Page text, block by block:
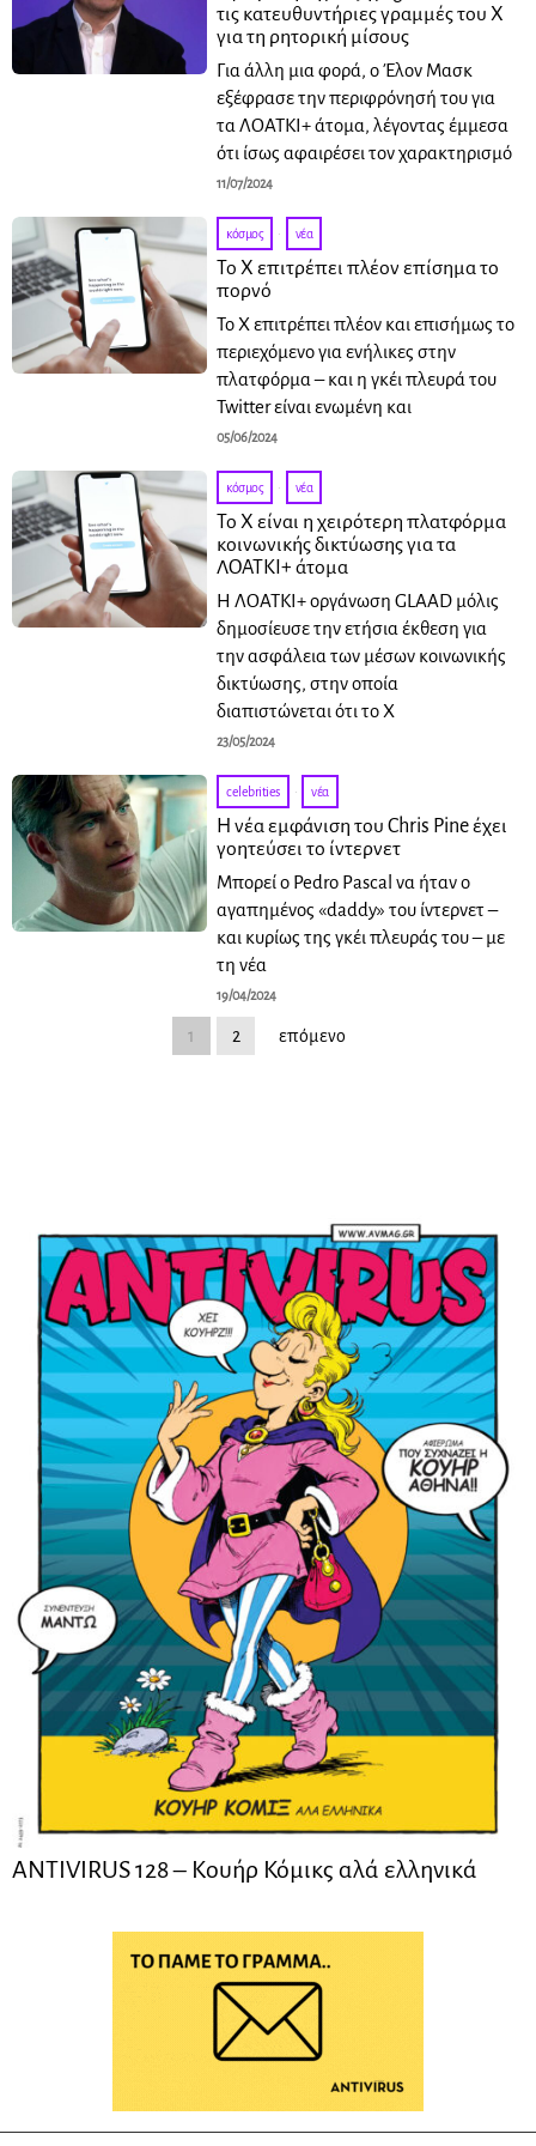
τις κατευθυντήριες γραμμές του X
για τη ρητορική μίσους
Για άλλη μια φορά, ο Έλον Μασκ
εξέφρασε την περιφρόνησή του για
τα ΛΟΑΤΚΙ+ άτομα, λέγοντας έμμεσα
ότι ίσως αφαιρέσει τον χαρακτηρισμό
11/07/2024
κόσμος · νέα
Το X επιτρέπει πλέον επίσημα το
πορνό
Το X επιτρέπει πλέον και επισήμως το
περιεχόμενο για ενήλικες στην
πλατφόρμα – και η γκέι πλευρά του
Twitter είναι ενωμένη και
05/06/2024
κόσμος · νέα
Το X είναι η χειρότερη πλατφόρμα
κοινωνικής δικτύωσης για τα
ΛΟΑΤΚΙ+ άτομα
Η ΛΟΑΤΚΙ+ οργάνωση GLAAD μόλις
δημοσίευσε την ετήσια έκθεση για
την ασφάλεια των μέσων κοινωνικής
δικτύωσης, στην οποία
διαπιστώνεται ότι το X
23/05/2024
celebrities · νέα
Η νέα εμφάνιση του Chris Pine έχει
γοητεύσει το ίντερνετ
Μπορεί ο Pedro Pascal να ήταν ο
αγαπημένος «daddy» του ίντερνετ –
και κυρίως της γκέι πλευράς του – με
τη νέα
19/04/2024
1 2 επόμενο
ANTIVIRUS 128 – Kουήρ Κόμικς αλά ελληνικά